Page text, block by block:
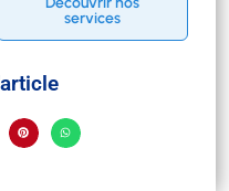
services